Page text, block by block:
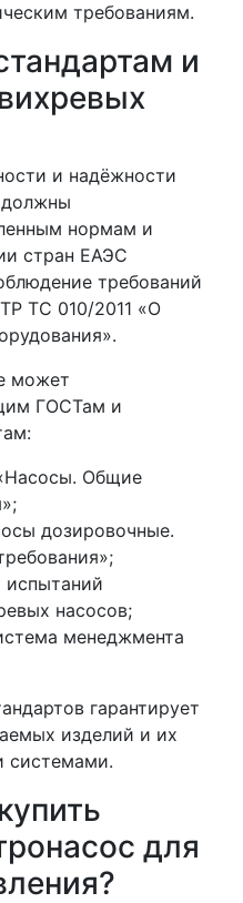
требованиям.
и
и надёжности
должны
нормам и
стран ЕАЭС
требований
ТС 010/2011 «О
может
ГОСТам и
Общие
дозировочные.
испытаний
насосов;
менеджмента
гарантирует
изделий и их
системами.
для